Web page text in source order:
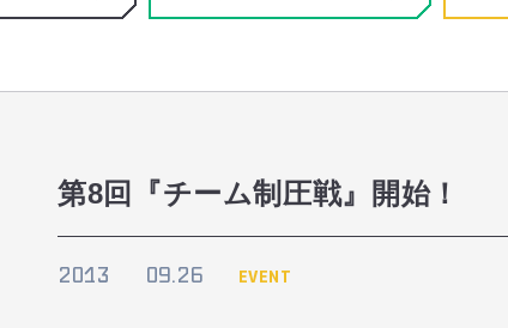
第8回『チーム制圧戦』開始！
2013 09.26 EVENT